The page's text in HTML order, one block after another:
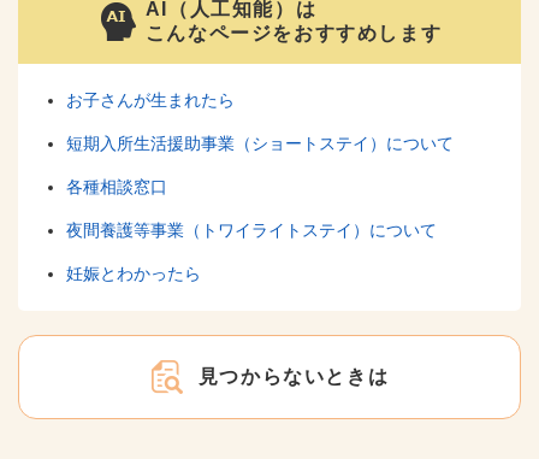
AI（人工知能）は
こんなページをおすすめします
お子さんが生まれたら
短期入所生活援助事業（ショートステイ）について
各種相談窓口
夜間養護等事業（トワイライトステイ）について
妊娠とわかったら
見つからないときは